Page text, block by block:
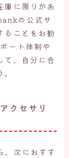
庫に限りがあ
の公式サ
ることをお勧
ート体制や
て、自分に合
クセサリ
次におすす